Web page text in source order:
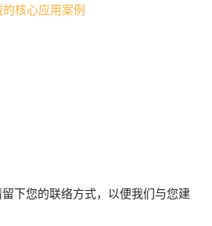
核心应用案例
下您的联络方式，以便我们与您建